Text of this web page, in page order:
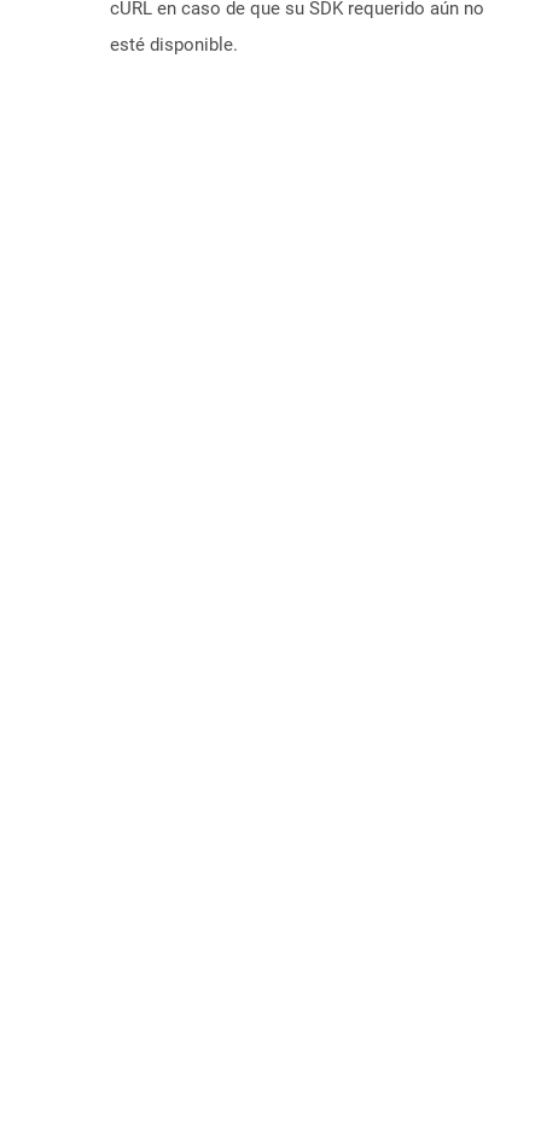
cURL en caso de que su SDK requerido aún no
esté disponible.